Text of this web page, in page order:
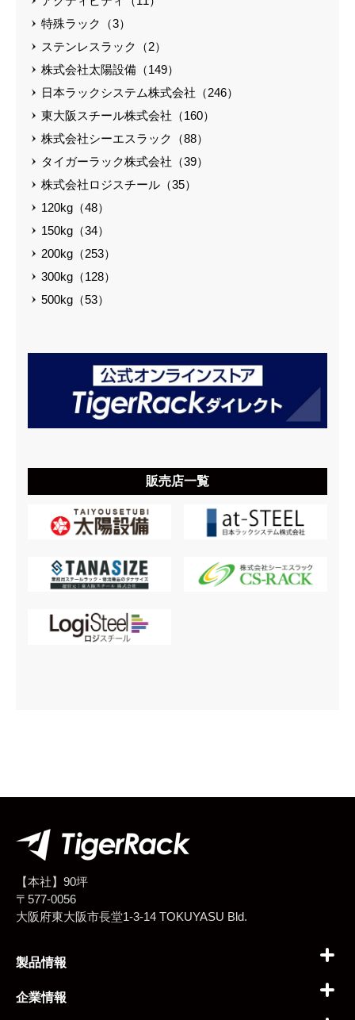
特殊ラック（3）
ステンレスラック（2）
株式会社太陽設備（149）
日本ラックシステム株式会社（246）
東大阪スチール株式会社（160）
株式会社シーエスラック（88）
タイガーラック株式会社（39）
株式会社ロジスチール（35）
120kg（48）
150kg（34）
200kg（253）
300kg（128）
500kg（53）
販売店一覧
【本社】90坪
〒577-0056
大阪府東大阪市長堂1-3-14 TOKUYASU Bld.
製品情報
企業情報